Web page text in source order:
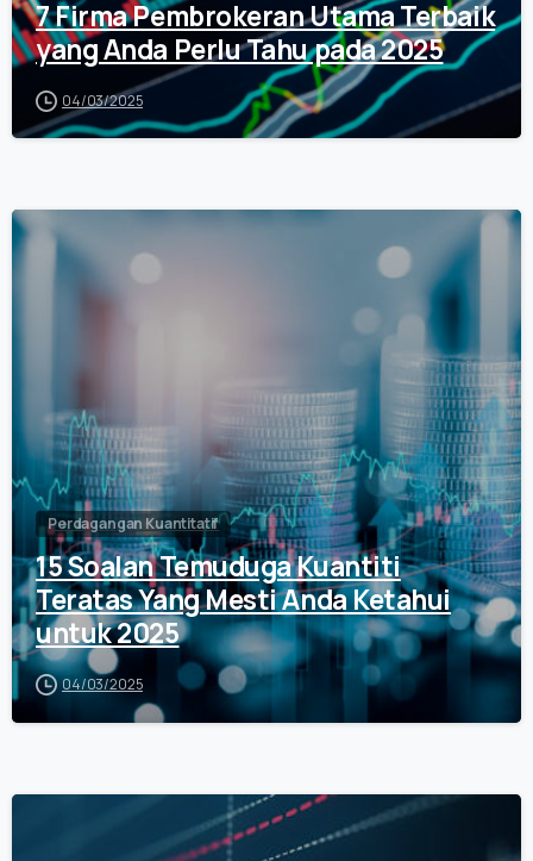
7 Firma Pembrokeran Utama Terbaik
yang Anda Perlu Tahu pada 2025
04/03/2025
Perdagangan Kuantitatif
15 Soalan Temuduga Kuantiti
Teratas Yang Mesti Anda Ketahui
untuk 2025
04/03/2025